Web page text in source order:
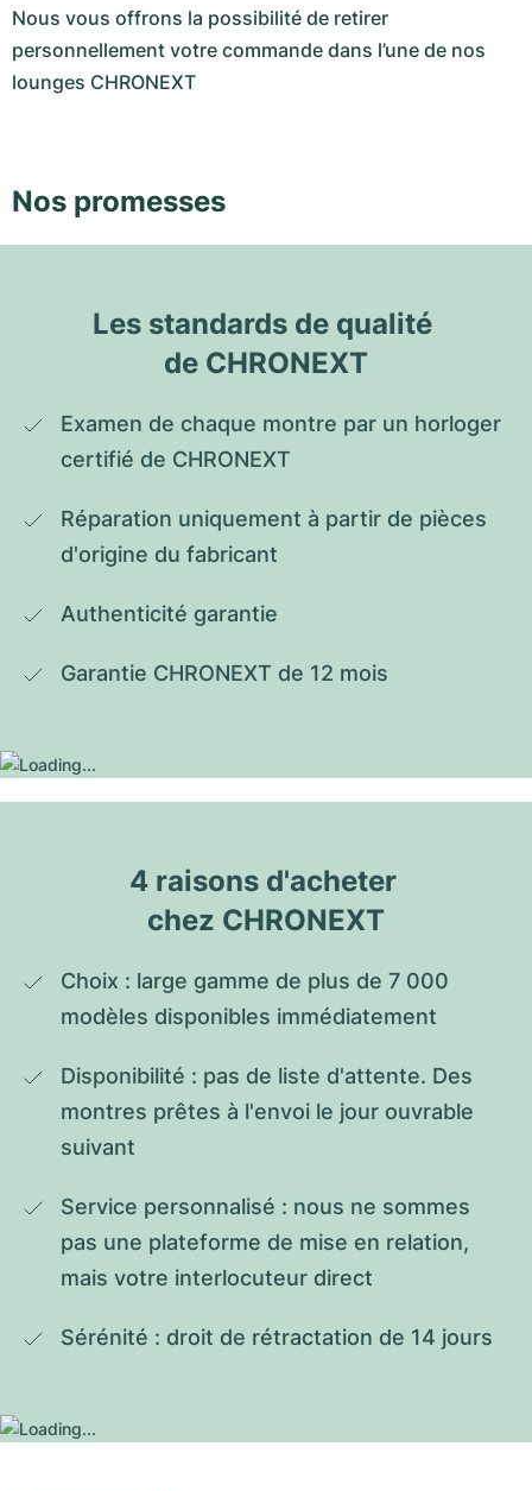
Nous vous offrons la possibilité de retirer
personnellement votre commande dans l’une de nos
lounges CHRONEXT
Nos promesses
Les standards de qualité
de CHRONEXT
Examen de chaque montre par un horloger
certifié de CHRONEXT
Réparation uniquement à partir de pièces
d'origine du fabricant
Authenticité garantie
Garantie CHRONEXT de 12 mois
4 raisons d'acheter
chez CHRONEXT
Choix : large gamme de plus de 7 000
modèles disponibles immédiatement
Disponibilité : pas de liste d'attente. Des
montres prêtes à l'envoi le jour ouvrable
suivant
Service personnalisé : nous ne sommes
pas une plateforme de mise en relation,
mais votre interlocuteur direct
Sérénité : droit de rétractation de 14 jours